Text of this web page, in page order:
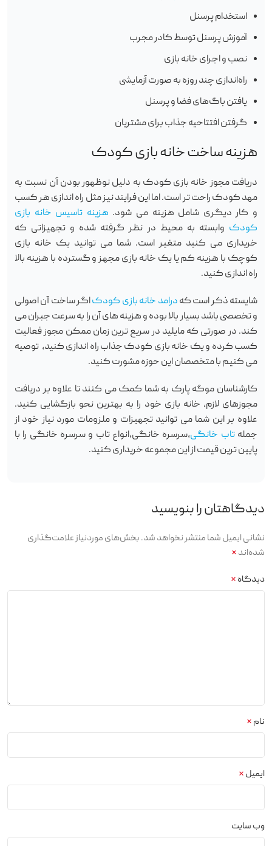
استخدام پرسنل
آموزش پرسنل توسط کادر مجرب
نصب و اجرای خانه بازی
راه‌اندازی چند روزه به صورت آزمایشی
یافتن باگ‌های فضا و پرسنل
گرفتن افتتاحیه جذاب برای مشتریان
هزینه ساخت خانه بازی کودک
دریافت مجوز خانه بازی کودک به دلیل نوظهور بودن آن نسبت به
مهد کودک راحت تر است. اما این فرایند نیز مثل راه اندازی هر کسب
و کار دیگری شامل هزینه می شود. هزینه تاسیس خانه بازی
کودک وابسته به محیط در نظر گرفته شده و تجهیزاتی که
خریداری می کنید متغیر است. شما می توانید یک خانه بازی
کوچک با هزینه کم یا یک خانه بازی مجهز و گسترده با هزینه بالا
راه اندازی کنید.
شایسته ذکر است کهدرامد خانه بازی کودکاگر ساخت آن اصولی
و تخصصی باشد بسیار بالا بوده و هزینه های آن را به سرعت جبران می
کند. در صورتی که مایلید در سریع ترین زمان ممکن مجوز فعالیت
کسب کرده و یک خانه بازی کودک جذاب راه اندازی کنید، توصیه
می کنیم با متخصصان این حوزه مشورت کنید.
کارشناسان موگه پارک به شما کمک می کنند تا علاوه بر دریافت
مجوزهای لازم، خانه بازی خود را به بهترین نحو بازگشایی کنید.
علاوه بر این شما می توانید تجهیزات و ملزومات مورد نیاز خود از
جملهتاب خانگی،سرسره خانگی،انواع تاب و سرسره خانگی را با
پایین ترین قیمت از این مجموعه خریداری کنید.
دیدگاهتان را بنویسید
نشانی ایمیل شما منتشر نخواهد شد.بخش‌های موردنیاز علامت‌گذاری
شده‌اند*
دیدگاه*
نام*
ایمیل*
وب‌ سایت